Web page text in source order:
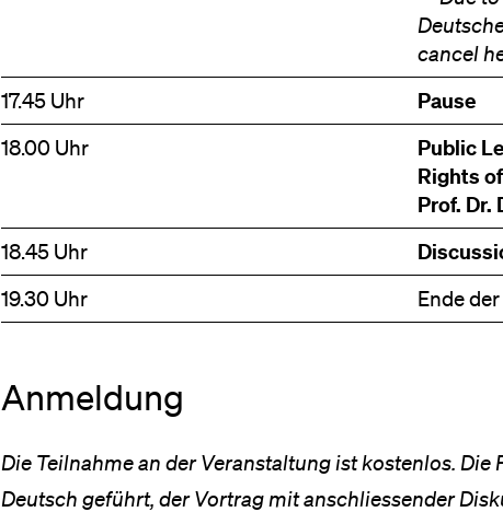
cancel
17.45 Uhr
Pause
18.00 Uhr
Public
Rights
Prof. Dr.
18.45 Uhr
19.30 Uhr Ende
Anmeldung
Die Teilnahme an der Veranstaltung ist kostenlos.
Deutsch geführt, der Vortrag mit anschliessender